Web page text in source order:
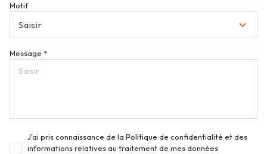
Motif
Saisir
Message *
J'ai pris connaissance de la Politique de confidentialité et des
informations relatives au traitement de mes données